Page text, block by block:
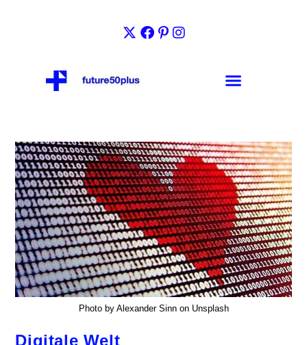
Photo by Alexander Sinn on Unsplash
Digitale Welt